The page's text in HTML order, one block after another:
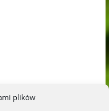
plików